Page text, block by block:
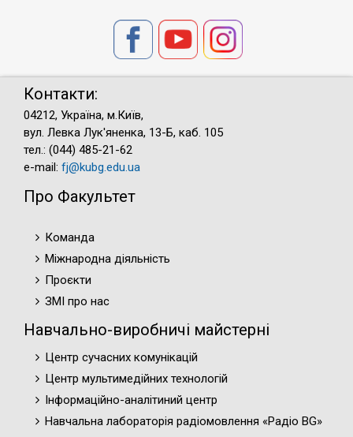
Контакти:
04212, Україна, м.Київ,
вул. Левка Лук'яненка, 13-Б, каб. 105
тел.: (044) 485-21-62
e-mail: fj@kubg.edu.ua
Про Факультет
Команда
Міжнародна діяльність
Проєкти
ЗМІ про нас
Навчально-виробничі майстерні
Центр сучасних комунікацій
Центр мультимедійних технологій
Інформаційно-аналітиний центр
Навчальна лабораторія радіомовлення «Радіо BG»